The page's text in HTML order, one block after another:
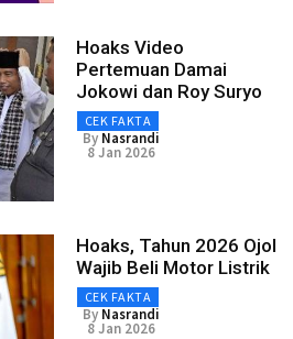
Hoaks Video
Pertemuan Damai
Jokowi dan Roy Suryo
CEK FAKTA
By Nasrandi
8 Jan 2026
Hoaks, Tahun 2026 Ojol
Wajib Beli Motor Listrik
CEK FAKTA
By Nasrandi
8 Jan 2026